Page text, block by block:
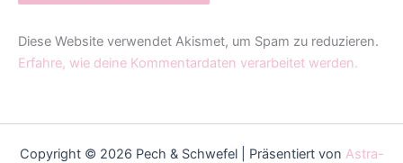
Diese Website verwendet Akismet, um Spam zu reduzieren.
Erfahre, wie deine Kommentardaten verarbeitet werden.
Copyright © 2026 Pech & Schwefel | Präsentiert von Astra-